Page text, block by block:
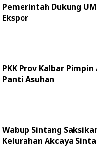
Pemerintah Dukung
Ekspor
PKK Prov Kalbar Pimpin
Panti Asuhan
Wabup Sintang
Kelurahan Akcaya